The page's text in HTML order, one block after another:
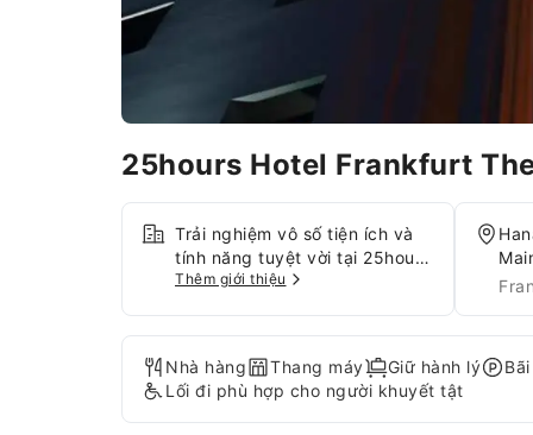
25hours Hotel Frankfurt
Trải nghiệm vô số tiện ích và
tính năng tuyệt vời tại 25hours
Hotel Frankfurt The
suốt kỳ lưu trú.Khách đến
bằng ô tô có thể sử dụng bãi
đỗ xe ngay trong khuôn viên
Thêm giới thiệu
Nhà hàng Thang máy Giữ hành lý
Lối đi phù hợp cho người khuyết tật